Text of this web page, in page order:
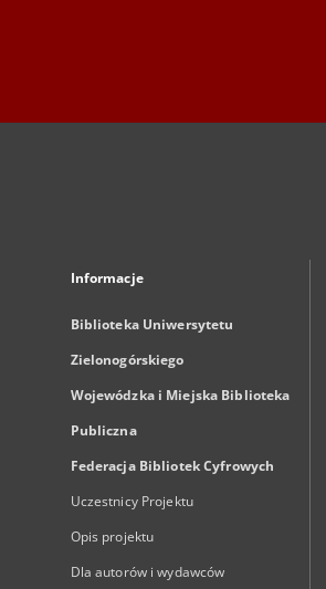
Informacje
Biblioteka Uniwersytetu
Zielonogórskiego
Wojewódzka i Miejska Biblioteka
Publiczna
Federacja Bibliotek Cyfrowych
Uczestnicy Projektu
Opis projektu
Dla autorów i wydawców